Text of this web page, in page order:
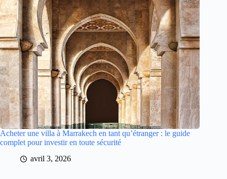
Acheter une villa à Marrakech en tant qu’étranger : le guide
complet pour investir en toute sécurité
avril 3, 2026